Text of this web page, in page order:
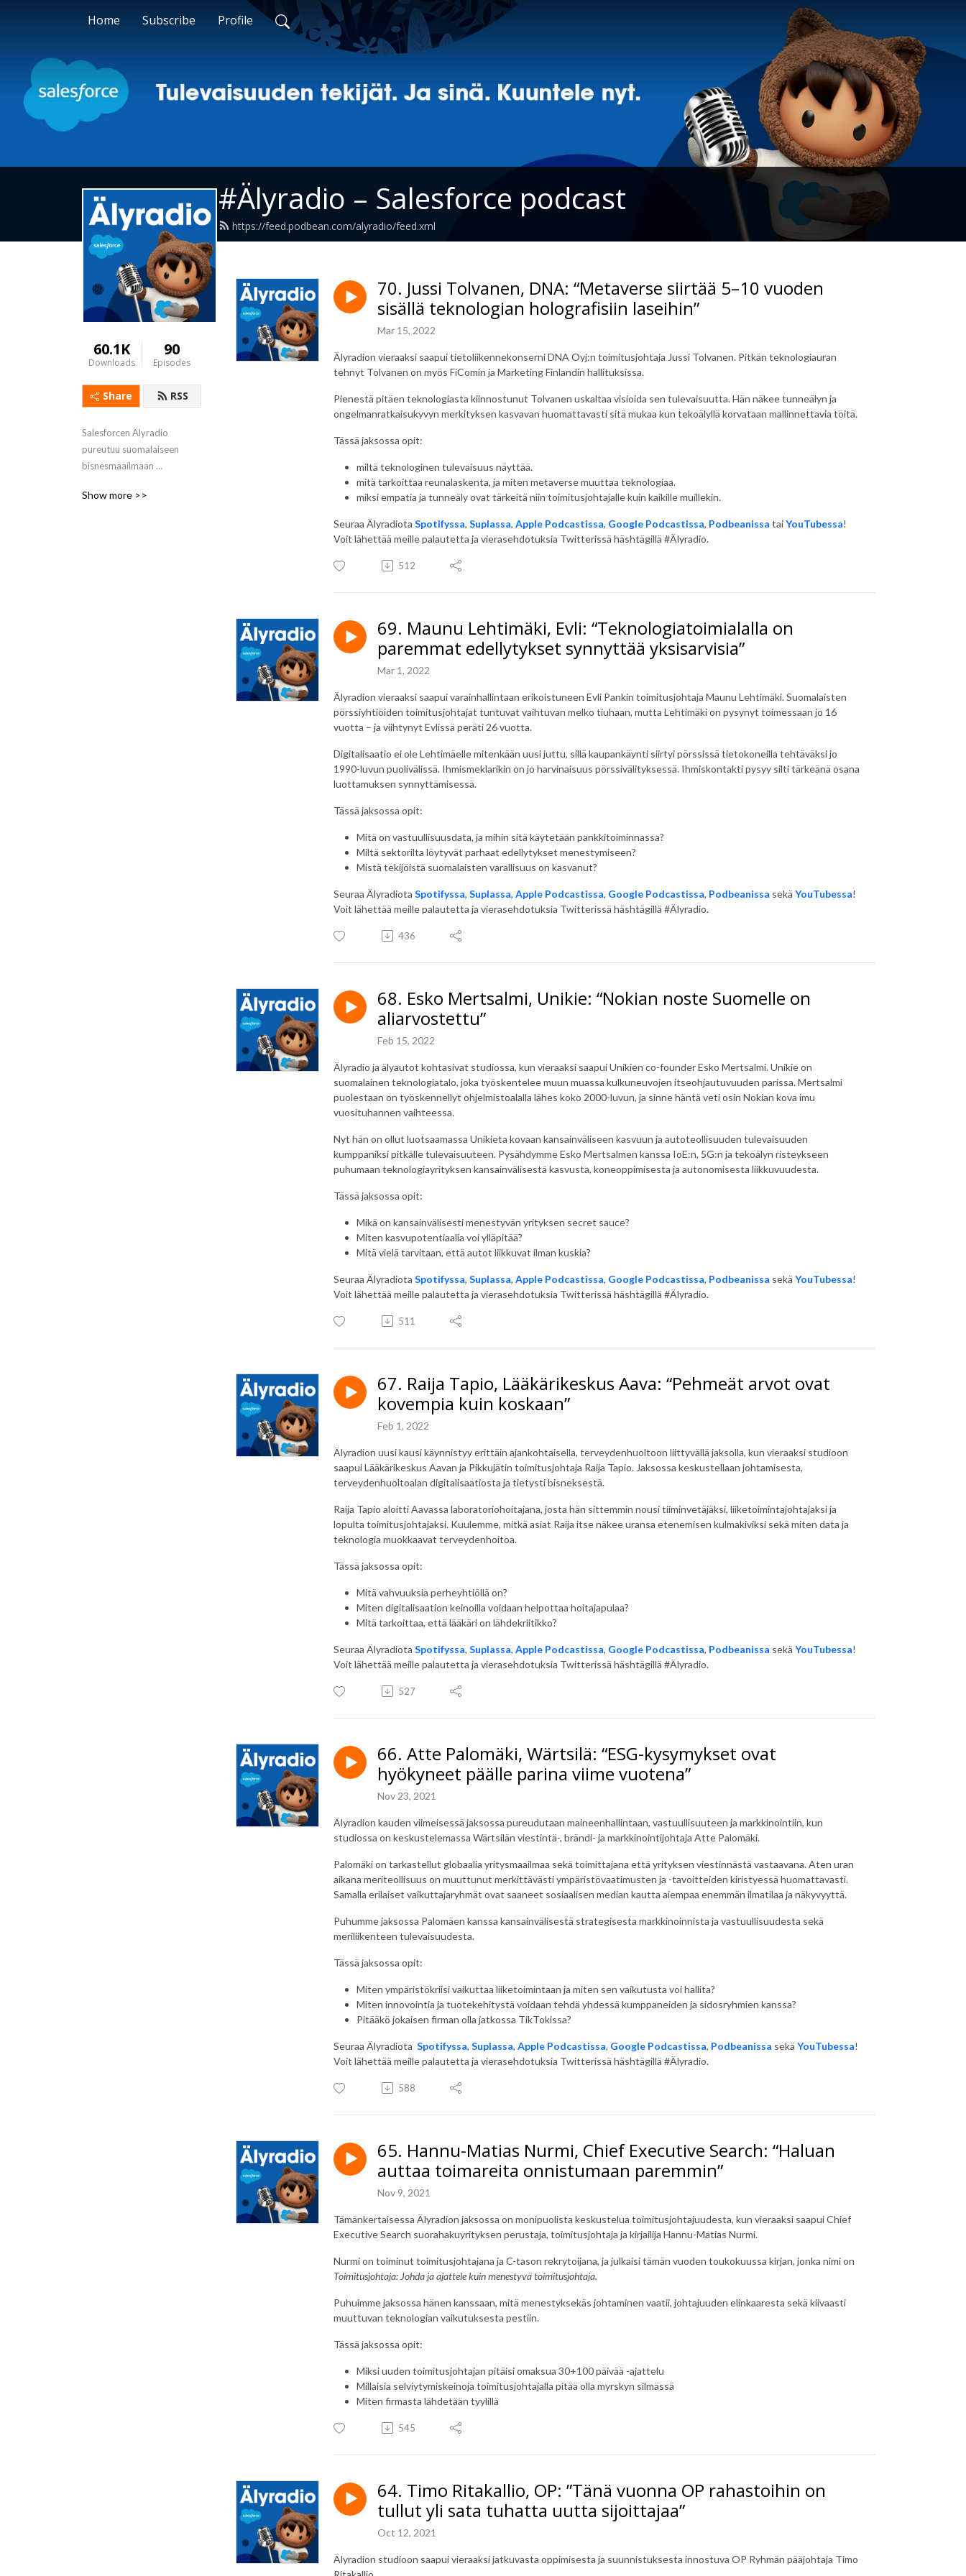
Home Subscribe Profile
#Älyradio – Salesforce podcast
https://feed.podbean.com/alyradio/feed.xml
60.1K
Downloads
90
Episodes
Share RSS
Salesforcen Älyradio
pureutuu suomalaiseen
bisnesmaailmaan
Tepposen ja Laura
Show more >>
70. Jussi Tolvanen, DNA: “Metaverse siirtää 5–10 vuoden
sisällä teknologian holografisiin laseihin”
Mar 15, 2022
Älyradion vieraaksi saapui tietoliikennekonserni DNA Oyj:n toimitusjohtaja Jussi Tolvanen. Pitkän teknologiauran
tehnyt Tolvanen on myös FiComin ja Marketing Finlandin hallituksissa.
Pienestä pitäen teknologiasta kiinnostunut Tolvanen uskaltaa visioida sen tulevaisuutta. Hän näkee tunneälyn ja
ongelmanratkaisukyvyn merkityksen kasvavan huomattavasti sitä mukaa kun tekoälyllä korvataan mallinnettavia töitä.
Tässä jaksossa opit:
miltä teknologinen tulevaisuus näyttää.
mitä tarkoittaa reunalaskenta, ja miten metaverse muuttaa teknologiaa.
miksi empatia ja tunneäly ovat tärkeitä niin toimitusjohtajalle kuin kaikille muillekin.
Seuraa Älyradiota Spotifyssa, Suplassa, Apple Podcastissa, Google Podcastissa, Podbeanissa taiYouTubessa!
Voit lähettää meille palautetta ja vierasehdotuksia Twitterissä häshtägillä #Älyradio.
512
69. Maunu Lehtimäki, Evli: “Teknologiatoimialalla on
paremmat edellytykset synnyttää yksisarvisia”
Mar 1, 2022
Älyradion vieraaksi saapui varainhallintaan erikoistuneen Evli Pankin toimitusjohtaja Maunu Lehtimäki. Suomalaisten
pörssiyhtiöiden toimitusjohtajat tuntuvat vaihtuvan melko tiuhaan, mutta Lehtimäki on pysynyt toimessaan jo 16
vuotta – ja viihtynyt Evlissä peräti 26 vuotta.
Digitalisaatio ei ole Lehtimäelle mitenkään uusi juttu, sillä kaupankäynti siirtyi pörssissä tietokoneilla tehtäväksi jo
1990-luvun puolivälissä. Ihmismeklarikin on jo harvinaisuus pörssivälityksessä. Ihmiskontakti pysyy silti tärkeänä osana
luottamuksen synnyttämisessä.
Tässä jaksossa opit:
Mitä on vastuullisuusdata, ja mihin sitä käytetään pankkitoiminnassa?
Miltä sektorilta löytyvät parhaat edellytykset menestymiseen?
Mistä tekijöistä suomalaisten varallisuus on kasvanut?
Seuraa Älyradiota Spotifyssa, Suplassa, Apple Podcastissa, Google Podcastissa, Podbeanissa sekä YouTubessa!
Voit lähettää meille palautetta ja vierasehdotuksia Twitterissä häshtägillä #Älyradio.
436
68. Esko Mertsalmi, Unikie: “Nokian noste Suomelle on
aliarvostettu”
Feb 15, 2022
Älyradio ja älyautot kohtasivat studiossa, kun vieraaksi saapui Unikien co-founder Esko Mertsalmi. Unikie on
suomalainen teknologiatalo, joka työskentelee muun muassa kulkuneuvojen itseohjautuvuuden parissa. Mertsalmi
puolestaan on työskennellyt ohjelmistoalalla lähes koko 2000-luvun, ja sinne häntä veti osin Nokian kova imu
vuosituhannen vaihteessa.
Nyt hän on ollut luotsaamassa Unikieta kovaan kansainväliseen kasvuun ja autoteollisuuden tulevaisuuden
kumppaniksi pitkälle tulevaisuuteen. Pysähdymme Esko Mertsalmen kanssa IoE:n, 5G:n ja tekoälyn risteykseen
puhumaan teknologiayrityksen kansainvälisestä kasvusta, koneoppimisesta ja autonomisesta liikkuvuudesta.
Tässä jaksossa opit:
Mikä on kansainvälisesti menestyvän yrityksen secret sauce?
Miten kasvupotentiaalia voi ylläpitää?
Mitä vielä tarvitaan, että autot liikkuvat ilman kuskia?
Seuraa Älyradiota Spotifyssa, Suplassa, Apple Podcastissa, Google Podcastissa, Podbeanissa sekä YouTubessa!
Voit lähettää meille palautetta ja vierasehdotuksia Twitterissä häshtägillä #Älyradio.
511
67. Raija Tapio, Lääkärikeskus Aava: “Pehmeät arvot ovat
kovempia kuin koskaan”
Feb 1, 2022
Älyradion uusi kausi käynnistyy erittäin ajankohtaisella, terveydenhuoltoon liittyvällä jaksolla, kun vieraaksi studioon
saapui Lääkärikeskus Aavan ja Pikkujätin toimitusjohtaja Raija Tapio. Jaksossa keskustellaan johtamisesta,
terveydenhuoltoalan digitalisaatiosta ja tietysti bisneksestä.
Raija Tapio aloitti Aavassa laboratoriohoitajana, josta hän sittemmin nousi tiiminvetäjäksi, liiketoimintajohtajaksi ja
lopulta toimitusjohtajaksi. Kuulemme, mitkä asiat Raija itse näkee uransa etenemisen kulmakiviksi sekä miten data ja
teknologia muokkaavat terveydenhoitoa.
Tässä jaksossa opit:
Mitä vahvuuksia perheyhtiöllä on?
Miten digitalisaation keinoilla voidaan helpottaa hoitajapulaa?
Mitä tarkoittaa, että lääkäri on lähdekriitikko?
Seuraa Älyradiota Spotifyssa, Suplassa, Apple Podcastissa, Google Podcastissa, Podbeanissa sekä YouTubessa!
Voit lähettää meille palautetta ja vierasehdotuksia Twitterissä häshtägillä #Älyradio.
527
66. Atte Palomäki, Wärtsilä: “ESG-kysymykset ovat
hyökyneet päälle parina viime vuotena”
Nov 23, 2021
Älyradion kauden viimeisessä jaksossa pureudutaan maineenhallintaan, vastuullisuuteen ja markkinointiin, kun
studiossa on keskustelemassa Wärtsilän viestintä-, brändi- ja markkinointijohtaja Atte Palomäki.
Palomäki on tarkastellut globaalia yritysmaailmaa sekä toimittajana että yrityksen viestinnästä vastaavana. Aten uran
aikana meriteollisuus on muuttunut merkittävästi ympäristövaatimusten ja -tavoitteiden kiristyessä huomattavasti.
Samalla erilaiset vaikuttajaryhmät ovat saaneet sosiaalisen median kautta aiempaa enemmän ilmatilaa ja näkyvyyttä.
Puhumme jaksossa Palomäen kanssa kansainvälisestä strategisesta markkinoinnista ja vastuullisuudesta sekä
meriliikenteen tulevaisuudesta.
Tässä jaksossa opit:
Miten ympäristökriisi vaikuttaa liiketoimintaan ja miten sen vaikutusta voi hallita?
Miten innovointia ja tuotekehitystä voidaan tehdä yhdessä kumppaneiden ja sidosryhmien kanssa?
Pitääkö jokaisen firman olla jatkossa TikTokissa?
Seuraa Älyradiota Spotifyssa, Suplassa, Apple Podcastissa, Google Podcastissa, Podbeanissa sekä YouTubessa!
Voit lähettää meille palautetta ja vierasehdotuksia Twitterissä häshtägillä #Älyradio.
588
65. Hannu-Matias Nurmi, Chief Executive Search: “Haluan
auttaa toimareita onnistumaan paremmin”
Nov 9, 2021
Tämänkertaisessa Älyradion jaksossa on monipuolista keskustelua toimitusjohtajuudesta, kun vieraaksi saapui Chief
Executive Search suorahakuyrityksen perustaja, toimitusjohtaja ja kirjailija Hannu-Matias Nurmi.
Nurmi on toiminut toimitusjohtajana ja C-tason rekrytoijana, ja julkaisi tämän vuoden toukokuussa kirjan, jonka nimi on
Toimitusjohtaja: Johda ja ajattele kuin menestyvä toimitusjohtaja.
Puhuimme jaksossa hänen kanssaan, mitä menestyksekäs johtaminen vaatii, johtajuuden elinkaaresta sekä kiivaasti
muuttuvan teknologian vaikutuksesta pestiin.
Tässä jaksossa opit:
Miksi uuden toimitusjohtajan pitäisi omaksua 30+100 päivää -ajattelu
Millaisia selviytymiskeinoja toimitusjohtajalla pitää olla myrskyn silmässä
Miten firmasta lähdetään tyylillä
545
64. Timo Ritakallio, OP: ”Tänä vuonna OP rahastoihin on
tullut yli sata tuhatta uutta sijoittajaa”
Oct 12, 2021
Älyradion studioon saapui vieraaksi jatkuvasta oppimisesta ja suunnistuksesta innostuva OP Ryhmän pääjohtaja Timo